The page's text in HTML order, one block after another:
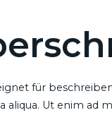
für
aliqua. Ut enim ad